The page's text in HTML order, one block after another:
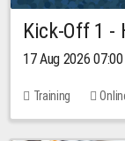
Kick-Off 1 -
17 Aug 2026
Training